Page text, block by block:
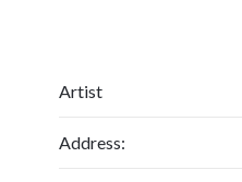
Artist
Address: